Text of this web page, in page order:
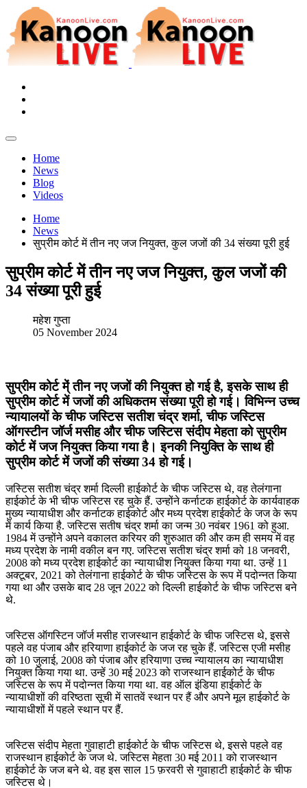
Home
News
Blog
Videos
Home
News
सुप्रीम कोर्ट में तीन नए जज नियुक्त, कुल जजों की 34 संख्या पूरी हुई
सुप्रीम कोर्ट में तीन नए जज नियुक्त, कुल जजों की
34 संख्या पूरी हुई
महेश गुप्ता
05 November 2024
सुप्रीम कोर्ट मे्ं तीन नए जजों की नियुक्त हो गई है, इसके साथ ही
सुप्रीम कोर्ट में जजों की अधिकतम संख्या पूरी हो गई। विभिन्न उच्च
न्यायालयों के चीफ जस्टिस सतीश चंद्र शर्मा, चीफ जस्टिस
ऑगस्टीन जॉर्ज मसीह और चीफ जस्टिस संदीप मेहता को सुप्रीम
कोर्ट में जज नियुक्त किया गया है। इनकी नियुक्ति के साथ ही
सुप्रीम कोर्ट में जजों की संख्या 34 हो गई।
जस्टिस सतीश चंद्र शर्मा दिल्ली हाईकोर्ट के चीफ जस्टिस थे, वह तेलंगाना
हाईकोर्ट के भी चीफ जस्टिस रह चुके हैं. उन्होंने कर्नाटक हाईकोर्ट के कार्यवाहक
मुख्य न्यायाधीश और कर्नाटक हाईकोर्ट और मध्य प्रदेश हाईकोर्ट के जज के रूप
में कार्य किया है. जस्टिस सतीष चंद्र शर्मा का जन्म 30 नवंबर 1961 को हुआ.
1984 में उन्होंने अपने वकालत करियर की शुरुआत की और कम ही समय में वह
मध्य प्रदेश के नामी वकील बन गए. जस्टिस सतीश चंद्र शर्मा को 18 जनवरी,
2008 को मध्य प्रदेश हाईकोर्ट का न्यायाधीश नियुक्त किया गया था. उन्हें 11
अक्टूबर, 2021 को तेलंगाना हाईकोर्ट के चीफ जस्टिस के रूप में पदोन्नत किया
गया था और उसके बाद 28 जून 2022 को दिल्ली हाईकोर्ट के चीफ जस्टिस बने
थे.
जस्टिस ऑगस्टिन जॉर्ज मसीह राजस्थान हाईकोर्ट के चीफ जस्टिस थे, इससे
पहले वह पंजाब और हरियाणा हाईकोर्ट के जज रह चुके हैं. जस्टिस एजी मसीह
को 10 जुलाई, 2008 को पंजाब और हरियाणा उच्च न्यायालय का न्यायाधीश
नियुक्त किया गया था. उन्हें 30 मई 2023 को राजस्थान हाईकोर्ट के चीफ
जस्टिस के रूप में पदोन्नत किया गया था. वह ऑल इंडिया हाईकोर्ट के
न्यायाधीशों की वरिष्ठता सूची में सातवें स्थान पर हैं और अपने मूल हाईकोर्ट के
न्यायाधीशों में पहले स्थान पर हैं.
जस्टिस संदीप मेहता गुवाहाटी हाईकोर्ट के चीफ जस्टिस थे, इससे पहले वह
राजस्थान हाईकोर्ट के जज थे. जस्टिस मेहता 30 मई 2011 को राजस्थान
हाईकोर्ट के जज बने थे. वह इस साल 15 फ़रवरी से गुवाहाटी हाईकोर्ट के चीफ
जस्टिस थे।